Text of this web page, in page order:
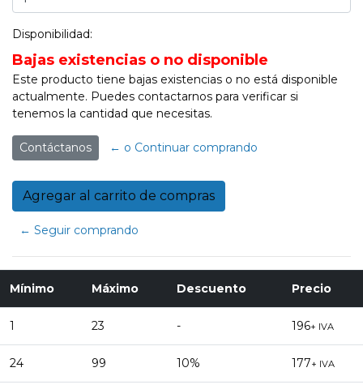
Disponibilidad:
Bajas existencias o no disponible
Este producto tiene bajas existencias o no está disponible
actualmente. Puedes contactarnos para verificar si
tenemos la cantidad que necesitas.
Contáctanos ← o Continuar comprando
← Seguir comprando
Mínimo Máximo Descuento Precio
1 23 - 196+ IVA
24 99 10% 177+ IVA